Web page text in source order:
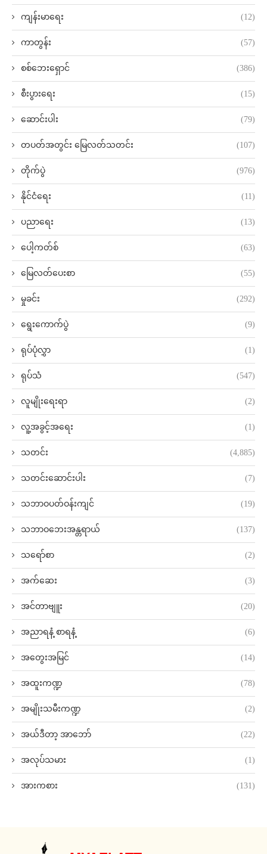
ကျန်းမာရေး (12)
ကာတွန်း (57)
စစ်ဘေးရှောင် (386)
စီးပွားရေး (15)
ဆောင်းပါး (79)
တပတ်အတွင်း မြေလတ်သတင်း (107)
တိုက်ပွဲ (976)
နိုင်ငံရေး (11)
ပညာရေး (13)
ပေါ့ကတ်စ် (63)
မြေလတ်ပေးစာ (55)
မှုခင်း (292)
ရွေးကောက်ပွဲ (9)
ရုပ်ပုံလွှာ (1)
ရုပ်သံ (547)
လူမျိုးရေးရာ (2)
လူ့အခွင့်အရေး (1)
သတင်း (4,885)
သတင်းဆောင်းပါး (7)
သဘာဝပတ်ဝန်းကျင် (19)
သဘာဝဘေးအန္တရာယ် (137)
သရော်စာ (2)
အက်ဆေး (3)
အင်တာဗျူး (20)
အညာရနံ့ စာရနံ့ (6)
အတွေးအမြင် (14)
အထူးကဏ္ဍ (78)
အမျိုးသမီးကဏ္ဍ (2)
အယ်ဒီတာ့ အာဘော် (22)
အလုပ်သမား (1)
အားကစား (131)